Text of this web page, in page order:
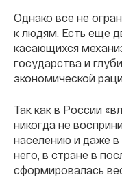
Однако все не
к людям. Есть еще
касающихся
государства и
экономической
Так как в России
никогда не
населению и даже
него, в стране в
сформировалась